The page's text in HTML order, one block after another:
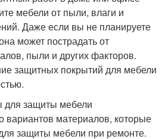
мебели от пыли, влаги и
Даже если вы не планируете
может пострадать от
пыли и других факторов.
защитных покрытий для мебели
защиты мебели
вариантов материалов, которые
защиты мебели при ремонте.